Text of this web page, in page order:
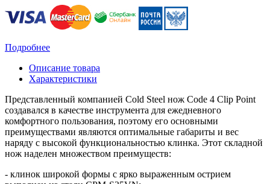
Подробнее
Описание товара
Характеристики
Представленный компанией Cold Steel нож Code 4 Clip Point
создавался в качестве инструмента для ежедневного
комфортного пользования, поэтому его основными
преимуществами являются оптимальные габариты и вес
наряду с высокой функциональностью клинка. Этот складной
нож наделен множеством преимуществ:
- клинок широкой формы с ярко выраженным острием